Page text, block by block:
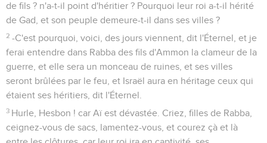
de fils ? n'a-t-il point d'héritier ? Pourquoi leur roi a-t-il hérité
de Gad, et son peuple demeure-t-il dans ses villes ?
2 -C'est pourquoi, voici, des jours viennent, dit l'Éternel, et je
ferai entendre dans Rabba des fils d'Ammon la clameur de la
guerre, et elle sera un monceau de ruines, et ses villes
seront brûlées par le feu, et Israël aura en héritage ceux qui
étaient ses héritiers, dit l'Éternel.
3 Hurle, Hesbon ! car Aï est dévastée. Criez, filles de Rabba,
ceignez-vous de sacs, lamentez-vous, et courez çà et là